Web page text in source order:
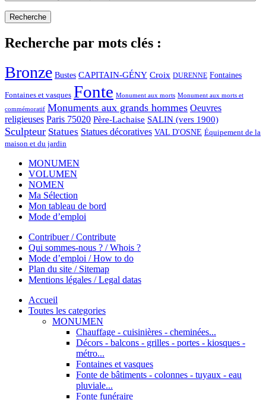
Recherche par mots clés :
Bronze Bustes CAPITAIN-GÉNY Croix DURENNE Fontaines
Fontaines et vasques Fonte Monument aux morts Monument aux morts et
commémoratif Monuments aux grands hommes Oeuvres
religieuses Paris 75020 Père-Lachaise SALIN (vers 1900)
Sculpteur Statues Statues décoratives VAL D'OSNE Équipement de la
maison et du jardin
MONUMEN
VOLUMEN
NOMEN
Ma Sélection
Mon tableau de bord
Mode d’emploi
Contribuer / Contribute
Qui sommes-nous ? / Whois ?
Mode d’emploi / How to do
Plan du site / Sitemap
Mentions légales / Legal datas
Accueil
Toutes les categories
MONUMEN
Chauffage - cuisinières - cheminées...
Décors - balcons - grilles - portes - kiosques -
métro...
Fontaines et vasques
Fonte de bâtiments - colonnes - tuyaux - eau
pluviale...
Fonte funéraire